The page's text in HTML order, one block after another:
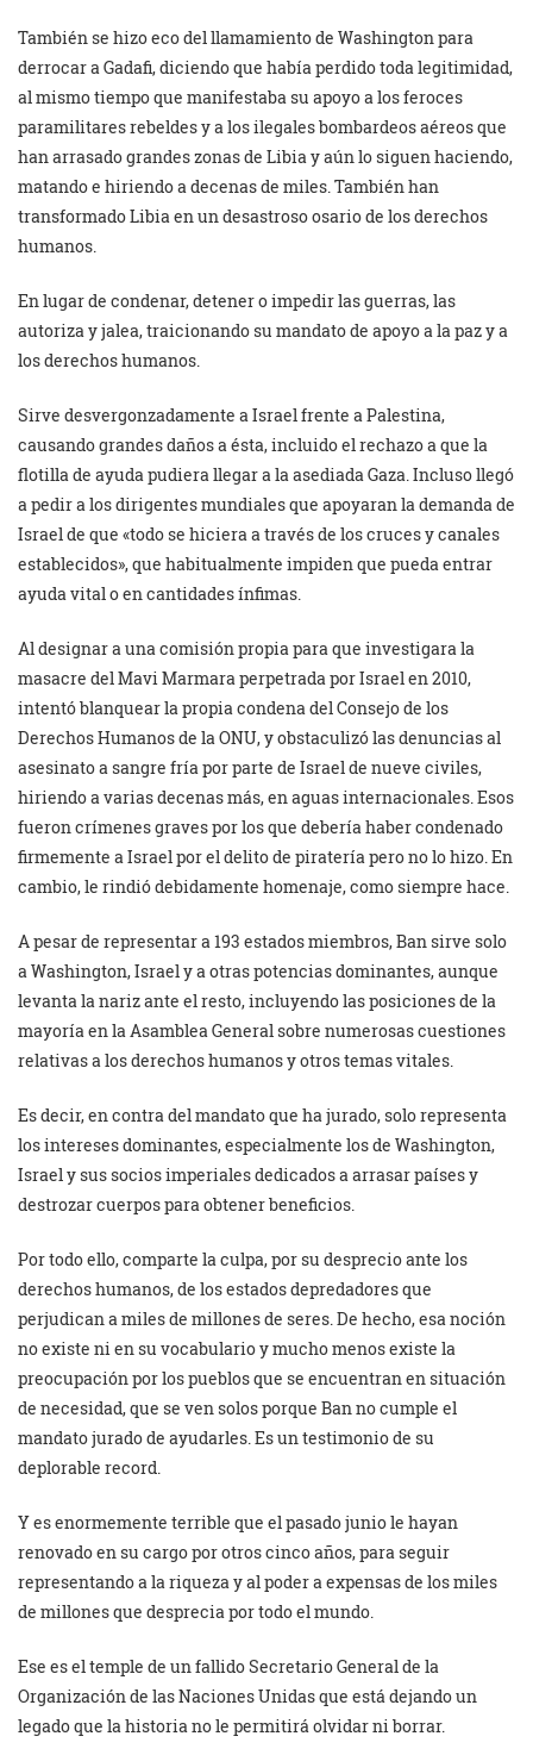
También se hizo eco del llamamiento de Washington para
derrocar a Gadafi, diciendo que había perdido toda legitimidad,
al mismo tiempo que manifestaba su apoyo a los feroces
paramilitares rebeldes y a los ilegales bombardeos aéreos que
han arrasado grandes zonas de Libia y aún lo siguen haciendo,
matando e hiriendo a decenas de miles. También han
transformado Libia en un desastroso osario de los derechos
humanos.
En lugar de condenar, detener o impedir las guerras, las
autoriza y jalea, traicionando su mandato de apoyo a la paz y a
los derechos humanos.
Sirve desvergonzadamente a Israel frente a Palestina,
causando grandes daños a ésta, incluido el rechazo a que la
flotilla de ayuda pudiera llegar a la asediada Gaza. Incluso llegó
a pedir a los dirigentes mundiales que apoyaran la demanda de
Israel de que «todo se hiciera a través de los cruces y canales
establecidos», que habitualmente impiden que pueda entrar
ayuda vital o en cantidades ínfimas.
Al designar a una comisión propia para que investigara la
masacre del Mavi Marmara perpetrada por Israel en 2010,
intentó blanquear la propia condena del Consejo de los
Derechos Humanos de la ONU, y obstaculizó las denuncias al
asesinato a sangre fría por parte de Israel de nueve civiles,
hiriendo a varias decenas más, en aguas internacionales. Esos
fueron crímenes graves por los que debería haber condenado
firmemente a Israel por el delito de piratería pero no lo hizo. En
cambio, le rindió debidamente homenaje, como siempre hace.
A pesar de representar a 193 estados miembros, Ban sirve solo
a Washington, Israel y a otras potencias dominantes, aunque
levanta la nariz ante el resto, incluyendo las posiciones de la
mayoría en la Asamblea General sobre numerosas cuestiones
relativas a los derechos humanos y otros temas vitales.
Es decir, en contra del mandato que ha jurado, solo representa
los intereses dominantes, especialmente los de Washington,
Israel y sus socios imperiales dedicados a arrasar países y
destrozar cuerpos para obtener beneficios.
Por todo ello, comparte la culpa, por su desprecio ante los
derechos humanos, de los estados depredadores que
perjudican a miles de millones de seres. De hecho, esa noción
no existe ni en su vocabulario y mucho menos existe la
preocupación por los pueblos que se encuentran en situación
de necesidad, que se ven solos porque Ban no cumple el
mandato jurado de ayudarles. Es un testimonio de su
deplorable record.
Y es enormemente terrible que el pasado junio le hayan
renovado en su cargo por otros cinco años, para seguir
representando a la riqueza y al poder a expensas de los miles
de millones que desprecia por todo el mundo.
Ese es el temple de un fallido Secretario General de la
Organización de las Naciones Unidas que está dejando un
legado que la historia no le permitirá olvidar ni borrar.